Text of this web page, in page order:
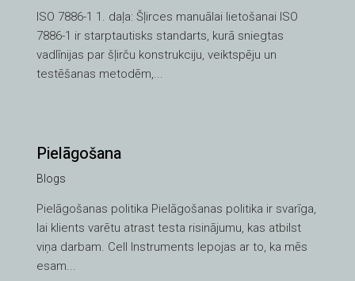
ISO 7886-1 1. daļa: Šļirces manuālai lietošanai ISO
7886-1 ir starptautisks standarts, kurā sniegtas
vadlīnijas par šļirču konstrukciju, veiktspēju un
testēšanas metodēm,...
Pielāgošana
Blogs
Pielāgošanas politika Pielāgošanas politika ir svarīga,
lai klients varētu atrast testa risinājumu, kas atbilst
viņa darbam. Cell Instruments lepojas ar to, ka mēs
esam...
TH